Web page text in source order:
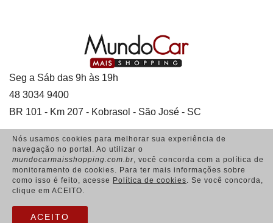
Seg a Sáb das 9h às 19h
48 3034 9400
BR 101 - Km 207 - Kobrasol - São José - SC
Acesso Colaboradores
Política de Cookies
Nós usamos cookies para melhorar sua experiência de
navegação no portal. Ao utilizar o
mundocarmaisshopping.com.br, você concorda com a política de
monitoramento de cookies. Para ter mais informações sobre
como isso é feito, acesse Política de cookies. Se você concorda,
clique em ACEITO.
ACEITO